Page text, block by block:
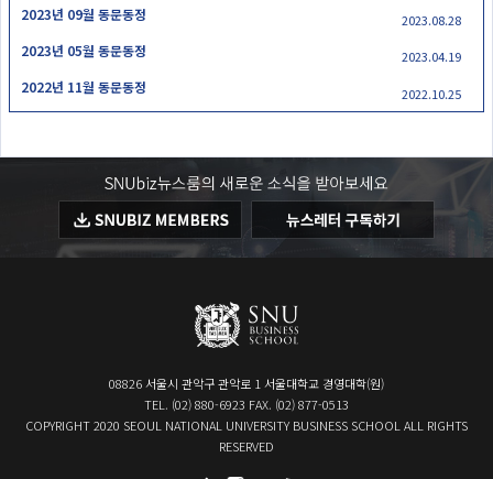
2023년 09월 동문동정 2023.08.28
2023년 05월 동문동정 2023.04.19
2022년 11월 동문동정 2022.10.25
08826 서울시 관악구 관악로 1 서울대학교 경영대학(원)
TEL. (02) 880-6923 FAX. (02) 877-0513
COPYRIGHT 2020 SEOUL NATIONAL UNIVERSITY BUSINESS SCHOOL ALL RIGHTS
RESERVED